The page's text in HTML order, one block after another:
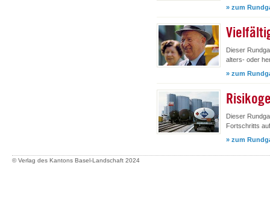
» zum
Dieser
alters- oder
» zum
Dieser
Fortschritts
» zum
© Verlag des Kantons Basel-Landschaft 2024